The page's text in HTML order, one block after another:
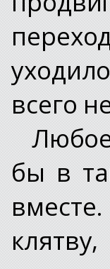
всего
бы в